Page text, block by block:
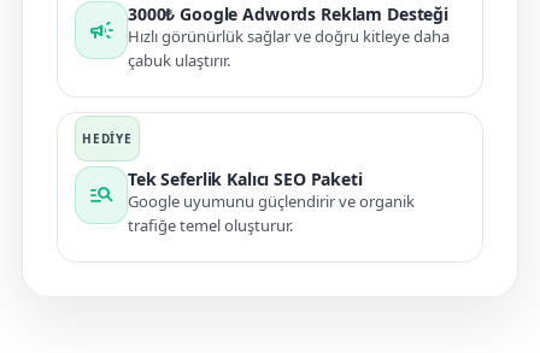
campaign
3000₺ Google Adwords Reklam Desteği
Hızlı görünürlük sağlar ve doğru kitleye daha
çabuk ulaştırır.
manage_search
Tek Seferlik Kalıcı SEO Paketi
Google uyumunu güçlendirir ve organik
trafiğe temel oluşturur.